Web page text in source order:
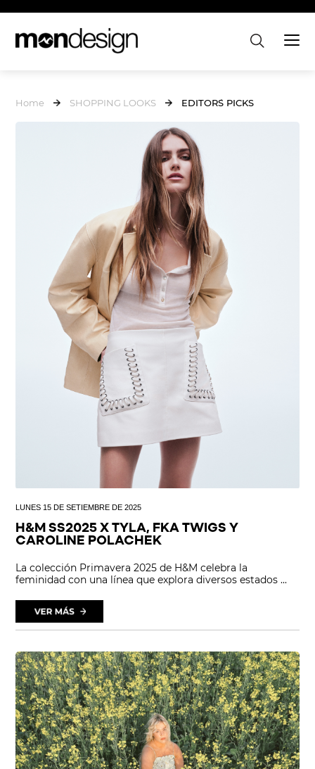
Home SHOPPING LOOKS EDITOR´S PICKS
LUNES 15 DE SETIEMBRE DE 2025
H&M SS2025 X TYLA, FKA TWIGS Y
CAROLINE POLACHEK
La colección Primavera 2025 de H&M celebra la
feminidad con una línea que explora diversos estados ...